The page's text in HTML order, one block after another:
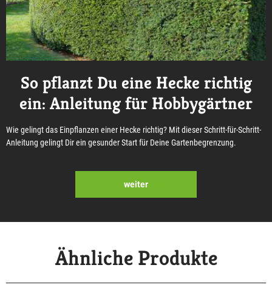
So pflanzt Du eine Hecke richtig
ein: Anleitung für Hobbygärtner
Wie gelingt das Einpflanzen einer Hecke richtig? Mit dieser Schritt-für-Schritt-
Anleitung gelingt Dir ein gesunder Start für Deine Gartenbegrenzung.
weiter
Ähnliche Produkte